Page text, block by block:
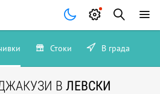
Стоки В града
В ЛЕВСКИ